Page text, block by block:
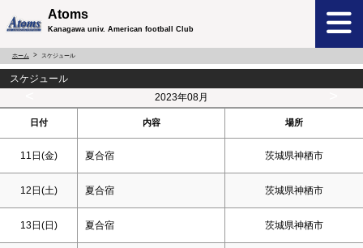
Atoms
Kanagawa univ. American football Club
ホーム スケジュール
スケジュール
2023年08月
日付 内容 場所
11日(金) 夏合宿 茨城県神栖市
12日(土) 夏合宿 茨城県神栖市
13日(日) 夏合宿 茨城県神栖市